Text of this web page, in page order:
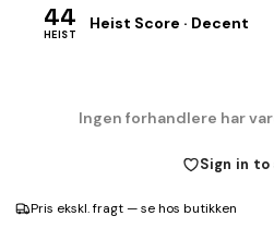
44
HEIST
Heist Score · Decent
Ingen forhandlere har
Sign in to
Pris ekskl. fragt — se hos butikken